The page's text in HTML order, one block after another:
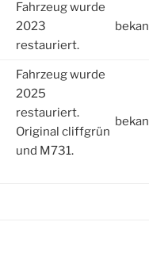
Fahrzeug wurde
2023
restauriert.
Fahrzeug wurde
2025
restauriert.
Original cliffgrün
und M731.